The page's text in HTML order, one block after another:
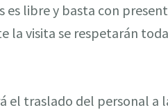
es libre y basta con
la visita se respetarán
el traslado del personal a